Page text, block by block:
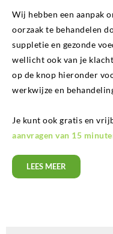
Wij hebben een aanpak
oorzaak te behandelen
suppletie en gezonde
wellicht ook van je
op de knop hieronder
werkwijze en
Je kunt ook gratis en
aanvragen van 15
LEES MEER